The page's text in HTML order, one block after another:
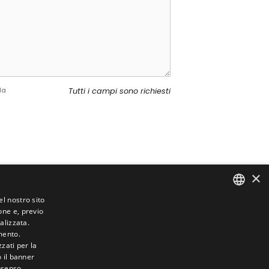
Tutti i campi sono richiesti
×
nostro sito
e, previo
per la
il banner